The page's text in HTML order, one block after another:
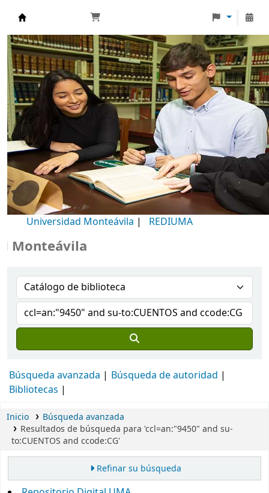
Biblioteca Universidad Monteávila
Universidad Monteávila | REDIUMA
Búsqueda avanzada
Búsqueda de autoridad
Bibliotecas
Inicio
Búsqueda avanzada
Resultados de búsqueda para 'ccl=an:"9450" and su-
to:CUENTOS and ccode:CG'
Refinar su búsqueda